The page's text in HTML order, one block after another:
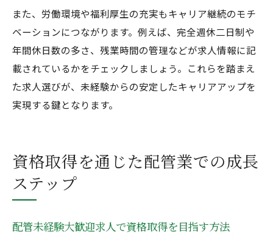
また、労働環境や福利厚生の充実もキャリア継続のモチ
ベーションにつながります。例えば、完全週休二日制や
年間休日数の多さ、残業時間の管理などが求人情報に記
載されているかをチェックしましょう。これらを踏まえ
た求人選びが、未経験からの安定したキャリアアップを
実現する鍵となります。
資格取得を通じた配管業での成長
ステップ
配管未経験大歓迎求人で資格取得を目指す方法